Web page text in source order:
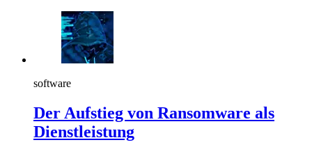
software
Der Aufstieg von Ransomware als
Dienstleistung